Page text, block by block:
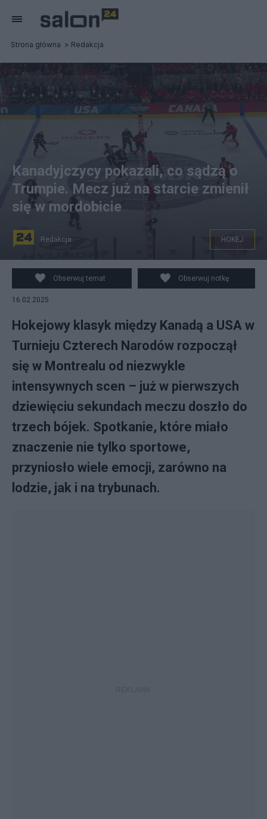
Strona główna Redakcja
na zdjęciu: mecz Kanada - USA w Turnieju Czterech
Narodów. fot. X
Kanadyjczycy pokazali, co sądzą o
Trumpie. Mecz już na starcie zmienił
się w mordobicie
Redakcja HOKEJ
Obserwuj temat Obserwuj notkę
16.02.2025
Hokejowy klasyk między Kanadą a USA w
Turnieju Czterech Narodów rozpoczął
się w Montrealu od niezwykle
intensywnych scen – już w pierwszych
dziewięciu sekundach meczu doszło do
trzech bójek. Spotkanie, które miało
znaczenie nie tylko sportowe,
przyniosło wiele emocji, zarówno na
lodzie, jak i na trybunach.